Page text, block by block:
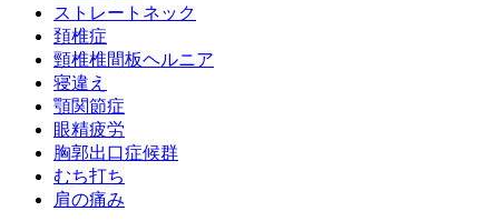
ストレートネック
頚椎症
頸椎椎間板ヘルニア
寝違え
顎関節症
眼精疲労
胸郭出口症候群
むち打ち
肩の痛み